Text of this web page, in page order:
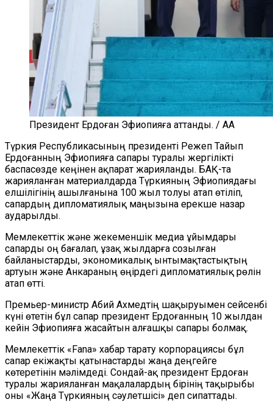
Президент Ердоған Эфиопияға аттанды. / AA
Түркия Республикасының президенті Режеп Тайып
Ердоғанның Эфиопияға сапары туралы жергілікті
баспасөзде кеңінен ақпарат жарияланды. БАҚ-та
жарияланған материалдарда Түркияның Эфиопиядағы
елшілігінің ашылғанына 100 жыл толуы атап өтіліп,
сапардың дипломатиялық маңызына ерекше назар
аударылды.
Мемлекеттік және жекеменшік медиа ұйымдары
сапарды оң бағалап, ұзақ жылдарға созылған
байланыстарды, экономикалық ынтымақтастықтың
артуын және Анкараның өңірдегі дипломатиялық рөлін
атап өтті.
Премьер-министр Абий Ахмедтің шақыруымен сейсенбі
күні өтетін бұл сапар президент Ердоғанның 10 жылдан
кейін Эфиопияға жасайтын алғашқы сапары болмақ.
Мемлекеттік «Fana» хабар тарату корпорациясы бұл
сапар екіжақты қатынастарды жаңа деңгейге
көтеретінін мәлімдеді. Сондай-ақ президент Ердоған
туралы жарияланған мақалалардың бірінің тақырыбы
оны «Жаңа Түркияның сәулетшісі» деп сипаттады.